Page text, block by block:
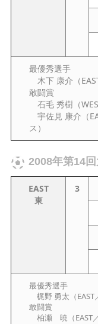
最優秀選手
木下 康介（
敢闘賞
石毛 秀樹（
宇佐見 康介（
ス）
2008年第14
EAST
東
3
最優秀選手
梶野 勇太（EAST
敢闘賞
柏瀬 暁（EAST